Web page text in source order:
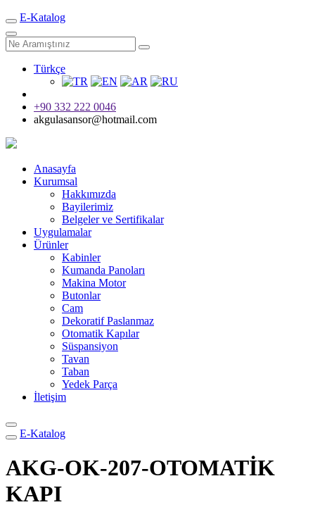
E-Katalog
Türkçe
+90 332 222 0046
akgulasansor@hotmail.com
Anasayfa
Kurumsal
Hakkımızda
Bayilerimiz
Belgeler ve Sertifikalar
Uygulamalar
Ürünler
Kabinler
Kumanda Panoları
Makina Motor
Butonlar
Cam
Dekoratif Paslanmaz
Otomatik Kapılar
Süspansiyon
Tavan
Taban
Yedek Parça
İletişim
E-Katalog
AKG-OK-207-OTOMATİK
KAPI